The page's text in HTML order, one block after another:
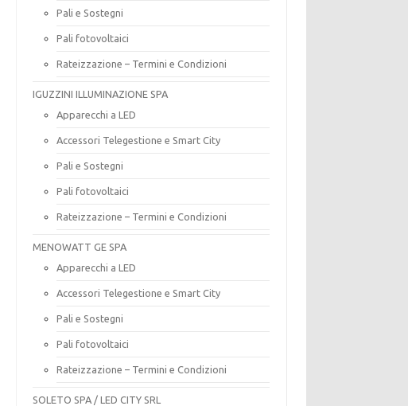
Pali e Sostegni
Pali fotovoltaici
Rateizzazione – Termini e Condizioni
IGUZZINI ILLUMINAZIONE SPA
Apparecchi a LED
Accessori Telegestione e Smart City
Pali e Sostegni
Pali fotovoltaici
Rateizzazione – Termini e Condizioni
MENOWATT GE SPA
Apparecchi a LED
Accessori Telegestione e Smart City
Pali e Sostegni
Pali fotovoltaici
Rateizzazione – Termini e Condizioni
SOLETO SPA / LED CITY SRL